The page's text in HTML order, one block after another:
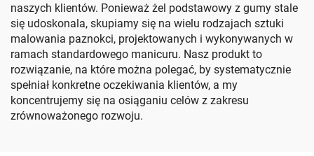
naszych klientów. Ponieważ żel podstawowy z gumy stale
się udoskonala, skupiamy się na wielu rodzajach sztuki
malowania paznokci, projektowanych i wykonywanych w
ramach standardowego manicuru. Nasz produkt to
rozwiązanie, na które można polegać, by systematycznie
spełniał konkretne oczekiwania klientów, a my
koncentrujemy się na osiąganiu celów z zakresu
zrównoważonego rozwoju.